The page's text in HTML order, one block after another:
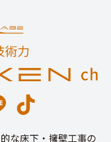
な床下・擁壁工事の